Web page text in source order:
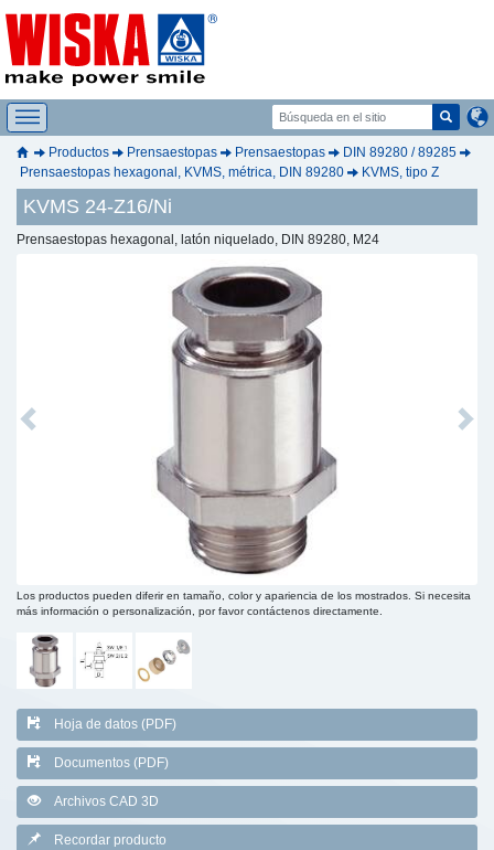
Productos Prensaestopas Prensaestopas
DIN 89280 / 89285
Prensaestopas hexagonal, KVMS, métrica, DIN 89280
KVMS, tipo Z
KVMS 24-Z16/Ni
Prensaestopas hexagonal, latón niquelado, DIN 89280, M24
Previous Next
Los productos pueden diferir en tamaño, color y apariencia de los mostrados. Si necesita
más información o personalización, por favor contáctenos directamente.
Hoja de datos (PDF)
Documentos (PDF)
Archivos CAD 3D
Recordar producto